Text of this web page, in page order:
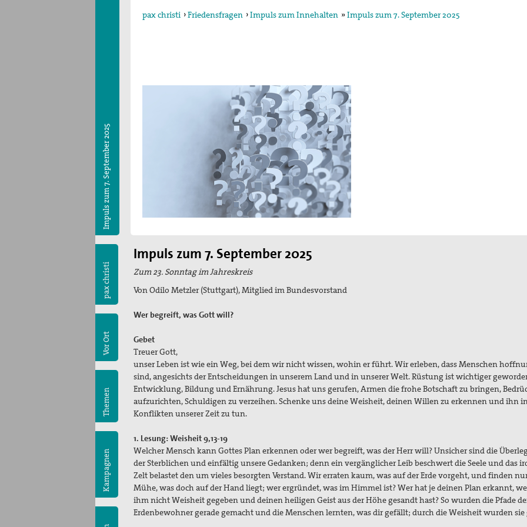
pax christi ›Friedensfragen ›Impuls zum Innehalten »Impuls zum 7. September 2025
Impuls zum 7. September 2025
pax christi
Vor Ort
Themen
Kampagnen
Impuls zum 7. September 2025
Zum 23. Sonntag im Jahreskreis
Von Odilo Metzler (Stuttgart), Mitglied im Bundesvorstand
Wer begreift, was Gott will?
Gebet
Treuer Gott,
unser Leben ist wie ein Weg, bei dem wir nicht wissen, wohin er führt. Wir erleben, dass Menschen
sind, angesichts der Entscheidungen in unserem Land und in unserer Welt. Rüstung ist wichtiger
Entwicklung, Bildung und Ernährung. Jesus hat uns gerufen, Armen die frohe Botschaft zu bringen,
aufzurichten, Schuldigen zu verzeihen. Schenke uns deine Weisheit, deinen Willen zu erkennen und ihn
Konflikten unserer Zeit zu tun.
1. Lesung: Weisheit 9,13-19
Welcher Mensch kann Gottes Plan erkennen oder wer begreift, was der Herr will? Unsicher sind die
der Sterblichen und einfältig unsere Gedanken; denn ein vergänglicher Leib beschwert die Seele und das
Zelt belastet den um vieles besorgten Verstand. Wir erraten kaum, was auf der Erde vorgeht, und finden
Mühe, was doch auf der Hand liegt; wer ergründet, was im Himmel ist? Wer hat je deinen Plan erkannt,
ihm nicht Weisheit gegeben und deinen heiligen Geist aus der Höhe gesandt hast? So wurden die Pfade
Erdenbewohner gerade gemacht und die Menschen lernten, was dir gefällt; durch die Weisheit wurden sie